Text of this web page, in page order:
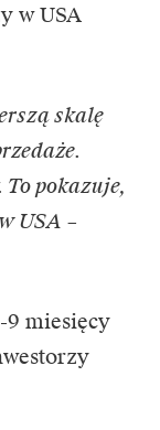
w USA
skalę
pokazuje,
USA –
9 miesięcy